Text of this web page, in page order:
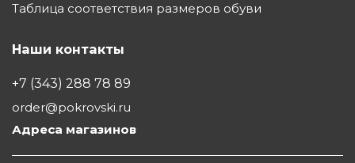
Таблица соответствия размеров обуви
Наши контакты
+7 (343) 288 78 89
order@pokrovski.ru
Адреса магазинов